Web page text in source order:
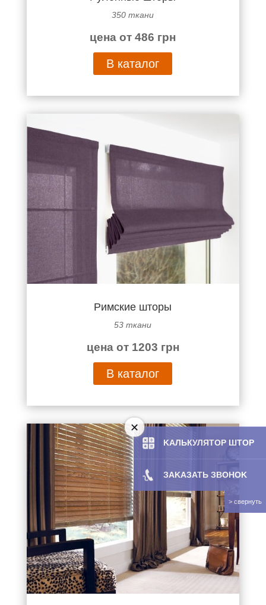
350 ткани
цена от 486 грн
В каталог
Римские шторы
53 ткани
цена от 1203 грн
В каталог
KAЛЬКУЛЯТOP ШТОР
ЗAKAЗATЬ ЗBOHOK